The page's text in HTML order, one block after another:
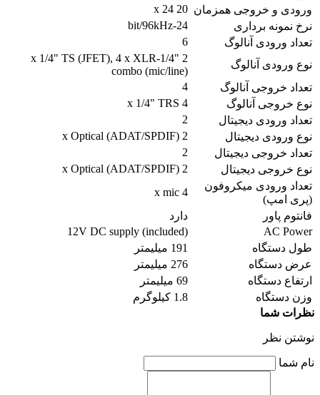
ورودی و خروجی همزمان 20 x 24
نرخ نمونه برداری
24-bit/96kHz
تعداد ورودی آنالوگ
6
نوع ورودی آنالوگ
2 x 1/4" TS (JFET), 4 x XLR-1/4"
combo (mic/line)
تعداد خروجی آنالوگ
4
نوع خروجی آنالوگ
4 x 1/4" TRS
تعداد ورودی دیجیتال
2
نوع ورودی دیجیتال
2 x Optical (ADAT/SPDIF)
تعداد خروجی دیجیتال
2
نوع خروجی دیجیتال
2 x Optical (ADAT/SPDIF)
تعداد ورودی میکروفون
(پری امپ)
4 x mic
فانتوم پاور
دارد
AC Power
12V DC supply (included)
طول دستگاه
191 میلیمتر
عرض دستگاه
276 میلیمتر
ارتفاع دستگاه
69 میلیمتر
وزن دستگاه
1.8 کیلوگرم
نظرات شما
نوشتن نظر
نام شما